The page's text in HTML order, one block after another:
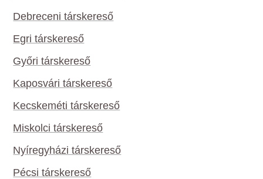
Debreceni társkereső
Egri társkereső
Győri társkereső
Kaposvári társkereső
Kecskeméti társkereső
Miskolci társkereső
Nyíregyházi társkereső
Pécsi társkereső